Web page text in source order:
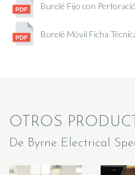
Burelé Fijo con
Burelé Móvil Ficha
OTROS
De Byrne Electrical